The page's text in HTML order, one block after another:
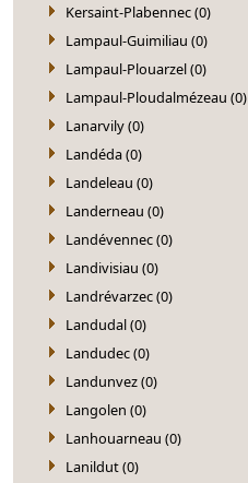
Kersaint-Plabennec (0)
Lampaul-Guimiliau (0)
Lampaul-Plouarzel (0)
Lampaul-Ploudalmézeau (0)
Lanarvily (0)
Landéda (0)
Landeleau (0)
Landerneau (0)
Landévennec (0)
Landivisiau (0)
Landrévarzec (0)
Landudal (0)
Landudec (0)
Landunvez (0)
Langolen (0)
Lanhouarneau (0)
Lanildut (0)